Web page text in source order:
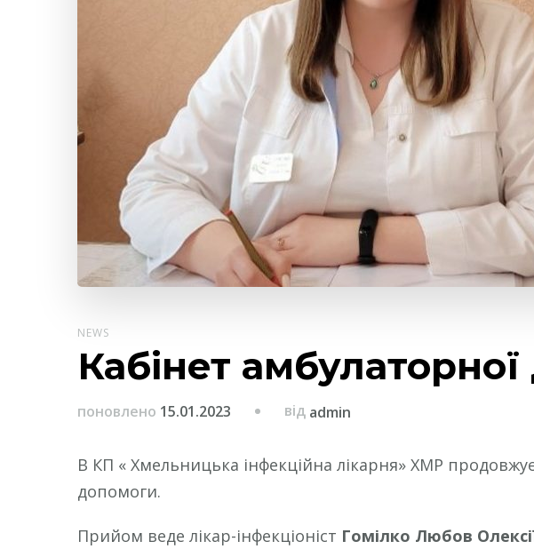
NEWS
Кабінет
поновлено 15.01.2023 від admin
В КП « Хмельницька інфекційна лікарня» ХМР
допомоги.
Прийом веде лікар-інфекціоніст Гомілко Любов